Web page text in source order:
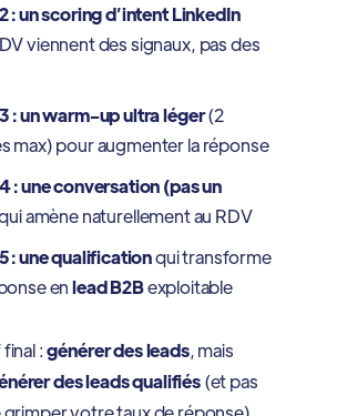
: un scoring d’intent LinkedIn
viennent des signaux, pas des
: un warm-up ultra léger(2
max) pour augmenter la réponse
: une conversation (pas un
amène naturellement au RDV
: une qualificationqui transforme
enlead B2Bexploitable
final :générer des leads, mais
des leads qualifiés(et pas